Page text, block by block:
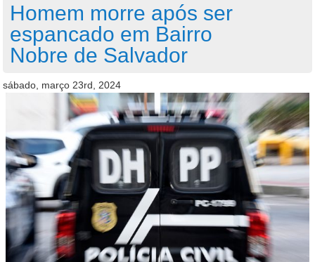
Homem morre após ser
espancado em Bairro
Nobre de Salvador
sábado, março 23rd, 2024